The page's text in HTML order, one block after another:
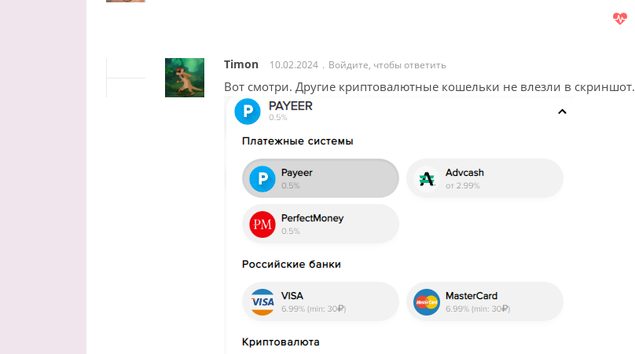
Timon 10.02.2024 Войдите, чтобы ответить
Вот смотри. Другие криптовалютные кошельки не влезли в скриншот.